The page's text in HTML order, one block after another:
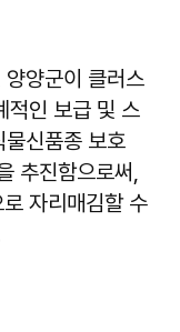
양군이 클러스
적인 보급 및 스
물신품종 보호
추진함으로써,
자리매김할 수